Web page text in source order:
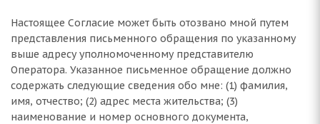
Настоящее Согласие может быть отозвано мной путем
представления письменного обращения по указанному
выше адресу уполномоченному представителю
Оператора. Указанное письменное обращение должно
содержать следующие сведения обо мне: (1) фамилия,
имя, отчество; (2) адрес места жительства; (3)
наименование и номер основного документа,